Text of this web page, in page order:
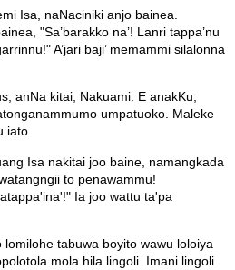
Isa, naNaciniki anjo bainea.
"Sa’barakko na’! Lanri tappa’nu
A’jari baji’ memammi silalonna
anNa kitai, Nakuami: E anakKu,
umpatuoko. Maleke
iato.
Isa nakitai joo baine, namangkada
to penawammu!
Ia joo wattu ta'pa
lomilohe tabuwa boyito wawu loloiya
mola hila lingoli. Imani lingoli